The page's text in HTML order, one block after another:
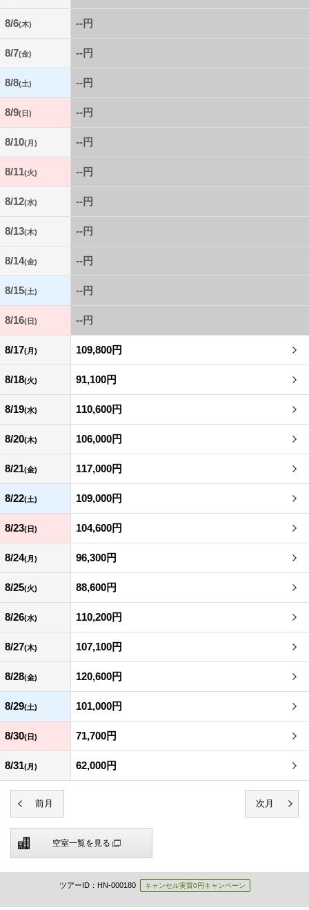
8/6(木) --円
8/7(金) --円
8/8(土) --円
8/9(日) --円
8/10(月) --円
8/11(火) --円
8/12(水) --円
8/13(木) --円
8/14(金) --円
8/15(土) --円
8/16(日) --円
8/17(月) 109,800円
8/18(火) 91,100円
8/19(水) 110,600円
8/20(木) 106,000円
8/21(金) 117,000円
8/22(土) 109,000円
8/23(日) 104,600円
8/24(月) 96,300円
8/25(火) 88,600円
8/26(水) 110,200円
8/27(木) 107,100円
8/28(金) 120,600円
8/29(土) 101,000円
8/30(日) 71,700円
8/31(月) 62,000円
空室一覧を見る
ツアーID：HN-000180 キャンセル実質0円キャンペーン